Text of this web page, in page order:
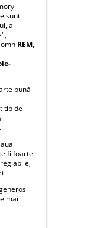
sunt
a
REM,
bună
tip de
fi foarte
mai